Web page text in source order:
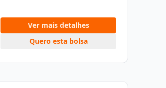
Ver mais detalhes
Quero esta bolsa